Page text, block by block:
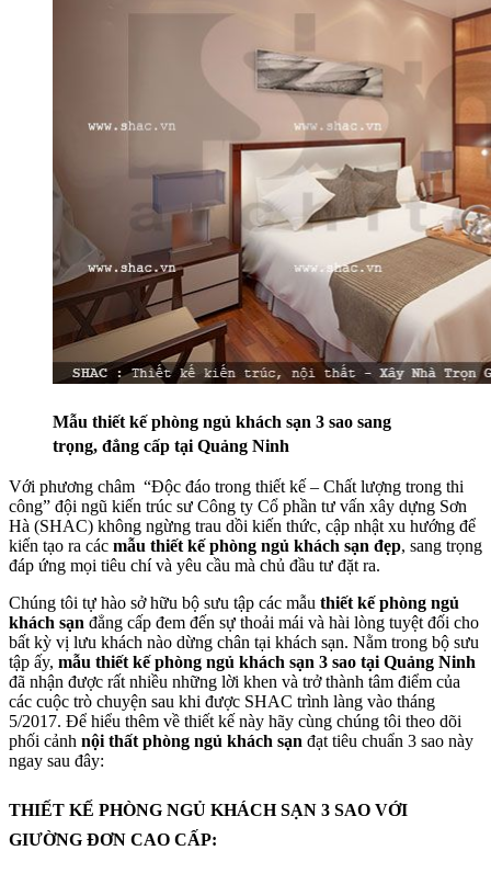
Mẫu thiết kế phòng ngủ khách sạn 3 sao sang
trọng, đẳng cấp tại Quảng Ninh
Với phương châm “Độc đáo trong thiết kế – Chất lượng trong thi
công” đội ngũ kiến trúc sư Công ty Cổ phần tư vấn xây dựng Sơn
Hà (SHAC) không ngừng trau dồi kiến thức, cập nhật xu hướng để
kiến tạo ra các mẫu thiết kế phòng ngủ khách sạn đẹp, sang trọng
đáp ứng mọi tiêu chí và yêu cầu mà chủ đầu tư đặt ra.
Chúng tôi tự hào sở hữu bộ sưu tập các mẫu thiết kế phòng ngủ
khách sạn đẳng cấp đem đến sự thoải mái và hài lòng tuyệt đối cho
bất kỳ vị lưu khách nào dừng chân tại khách sạn. Nằm trong bộ sưu
tập ấy, mẫu thiết kế phòng ngủ khách sạn 3 sao tại Quảng Ninh
đã nhận được rất nhiều những lời khen và trở thành tâm điểm của
các cuộc trò chuyện sau khi được SHAC trình làng vào tháng
5/2017. Để hiểu thêm về thiết kế này hãy cùng chúng tôi theo dõi
phối cảnh nội thất phòng ngủ khách sạn đạt tiêu chuẩn 3 sao này
ngay sau đây:
THIẾT KẾ PHÒNG NGỦ KHÁCH SẠN 3 SAO VỚI
GIƯỜNG ĐƠN CAO CẤP: